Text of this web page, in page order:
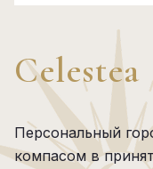
времени — в
импульсивный и
Celestea
Персональный
компасом в